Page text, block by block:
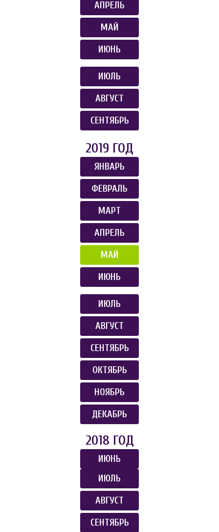
АПРЕЛЬ
МАЙ
ИЮНЬ
ИЮЛЬ
АВГУСТ
СЕНТЯБРЬ
2019 ГОД
ЯНВАРЬ
ФЕВРАЛЬ
МАРТ
АПРЕЛЬ
МАЙ
ИЮНЬ
ИЮЛЬ
АВГУСТ
СЕНТЯБРЬ
ОКТЯБРЬ
НОЯБРЬ
ДЕКАБРЬ
2018 ГОД
ИЮНЬ
ИЮЛЬ
АВГУСТ
СЕНТЯБРЬ